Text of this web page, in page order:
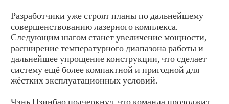
Разработчики уже строят планы по дальнейшему
совершенствованию лазерного комплекса.
Следующим шагом станет увеличение мощности,
расширение температурного диапазона работы и
дальнейшее упрощение конструкции, что сделает
систему ещё более компактной и пригодной для
жёстких эксплуатационных условий.
Чэнь Цзинбао подчеркнул, что команда продолжит